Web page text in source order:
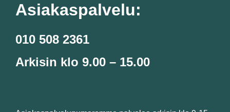
Asiakaspalvelu:
010 508 2361
Arkisin klo 9.00 – 15.00